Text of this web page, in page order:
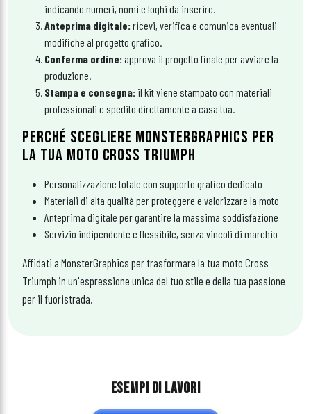
indicando numeri, nomi e loghi da inserire.
Anteprima digitale:ricevi, verifica e comunica eventuali
modifiche al progetto grafico.
Conferma ordine:approva il progetto finale per avviare la
produzione.
Stampa e consegna: il kit viene stampato con materiali
professionali e spedito direttamente a casa tua.
PERCHÉ SCEGLIERE MONSTERGRAPHICS PER
LA TUA MOTO CROSS TRIUMPH
Personalizzazione totale con supporto grafico dedicato
Materiali di alta qualità per proteggere e valorizzare la moto
Anteprima digitale per garantire la massima soddisfazione
Servizio indipendente e flessibile, senza vincoli di marchio
Affidati a MonsterGraphics per trasformare la tua moto Cross
Triumph in un'espressione unica del tuo stile e della tua passione
per il fuoristrada.
ESEMPI DI LAVORI